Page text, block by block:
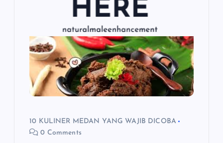
10 KULINER MEDAN YANG WAJIB DICOBA
0 Comments